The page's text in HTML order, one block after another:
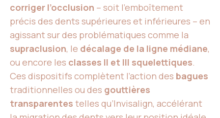
corriger l’occlusion – soit l’emboîtement
précis des dents supérieures et inférieures – en
agissant sur des problématiques comme la
supraclusion, le décalage de la ligne médiane,
ou encore les classes II et III squelettiques.
Ces dispositifs complètent l’action des bagues
traditionnelles ou des gouttières
transparentes telles qu’Invisalign, accélérant